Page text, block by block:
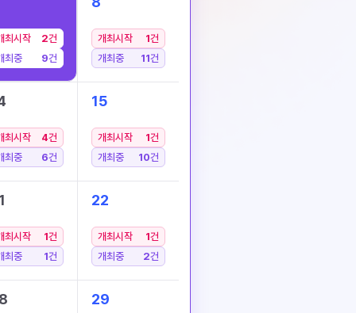
최시작 2건
최중
9건
개최시작 1건
개최중
11건
최시작 4건
최중
6건
15
개최시작 1건
개최중
10건
최시작 1건
최중
1건
22
개최시작 1건
개최중
2건
29